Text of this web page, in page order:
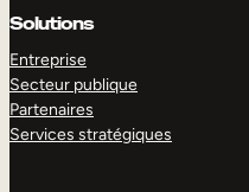
Solutions
Entreprise
Secteur publique
Partenaires
Services stratégiques